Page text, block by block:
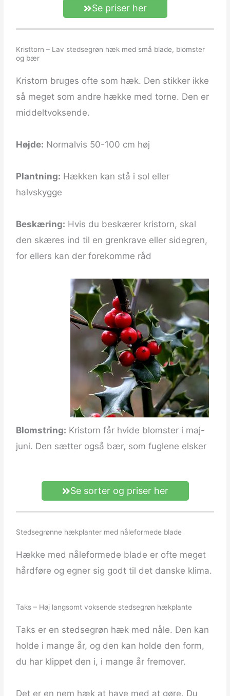
Se priser her
Kristtorn – Lav stedsegrøn hæk med små blade, blomster
og bær
Kristorn bruges ofte som hæk. Den stikker ikke
så meget som andre hække med torne. Den er
middeltvoksende.
Højde: Normalvis 50-100 cm høj
Plantning: Hækken kan stå i sol eller
halvskygge
Beskæring: Hvis du beskærer kristorn, skal
den skæres ind til en grenkrave eller sidegren,
for ellers kan der forekomme råd
Blomstring: Kristorn får hvide blomster i maj-
juni. Den sætter også bær, som fuglene elsker
Se sorter og priser her
Stedsegrønne hækplanter med nåleformede blade
Hække med nåleformede blade er ofte meget
hårdføre og egner sig godt til det danske klima.
Taks – Høj langsomt voksende stedsegrøn hækplante
Taks er en stedsegrøn hæk med nåle. Den kan
holde i mange år, og den kan holde den form,
du har klippet den i, i mange år fremover.
Det er en nem hæk at have med at gøre. Du